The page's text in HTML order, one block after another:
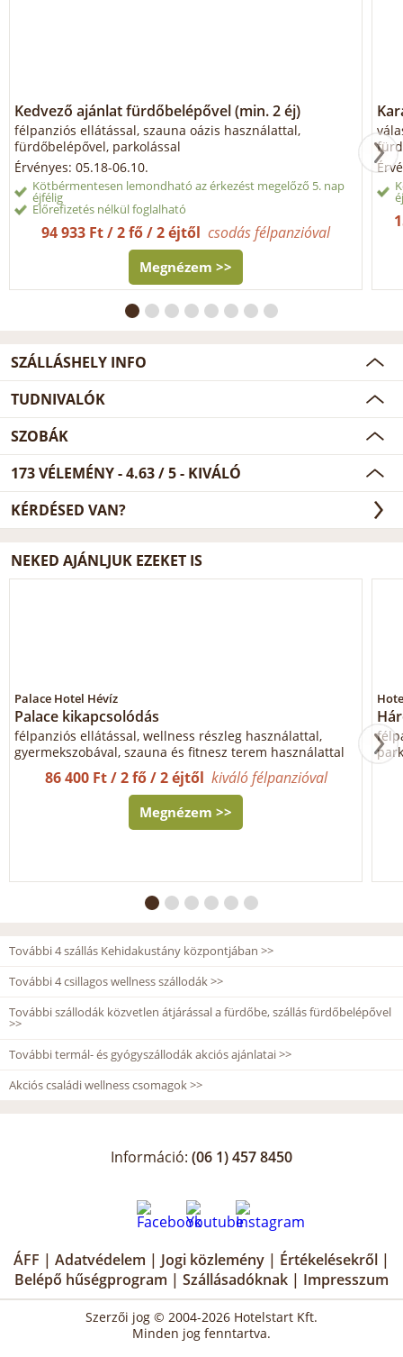
Kedvező ajánlat fürdőbelépővel (min. 2 éj)
félpanziós ellátással, szauna oázis használattal,
fürdőbelépővel, parkolással
Érvényes: 05.18-06.10.
Kötbérmentesen lemondható az érkezést megelőző 5. nap
éjfélig
Előrefizetés nélkül foglalható
94 933 Ft / 2 fő / 2 éjtőlcsodás félpanzióval
Megnézem >>
SZÁLLÁSHELY INFO
TUDNIVALÓK
SZOBÁK
173VÉLEMÉNY -4.63/5- KIVÁLÓ
KÉRDÉSED VAN?
NEKED AJÁNLJUK EZEKET IS
Palace Hotel Hévíz
Palace kikapcsolódás
félpanziós ellátással, wellness részleg használattal,
gyermekszobával, szauna és fitnesz terem használattal
86 400 Ft / 2 fő / 2 éjtől kiváló félpanzióval
Megnézem >>
További 4 szállás Kehidakustány központjában >>
További 4 csillagos wellness szállodák >>
További szállodák közvetlen átjárással a fürdőbe, szállás fürdőbelépővel
>>
További termál- és gyógyszállodák akciós ajánlatai >>
Akciós családi wellness csomagok >>
Információ: (06 1) 457 8450
ÁFF | Adatvédelem | Jogi közlemény | Értékelésekről |
Belépő hűségprogram | Szállásadóknak | Impresszum
Szerzői jog © 2004-2026 Hotelstart Kft.
Minden jog fenntartva.